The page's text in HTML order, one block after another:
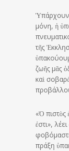
Ὑπάρχουν
μόνη, ἡ
τῆς
ζωῆς μᾶς
καὶ
«Ὁ πιστὸς
ἐστι»,
πράξη